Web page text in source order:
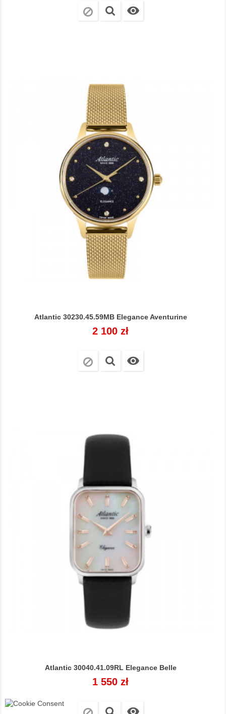

Atlantic 30230.45.59MB Elegance Aventurine
Cena
2 100 zł

Atlantic 30040.41.09RL Elegance Belle
Cena
1 550 zł